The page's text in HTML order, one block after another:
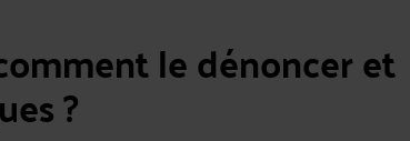
le dénoncer et
?